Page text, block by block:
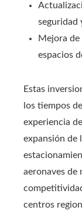
seguridad
Mejora de
espacios
Estas
los tiempos
experiencia
expansión de
aeronaves de
centros